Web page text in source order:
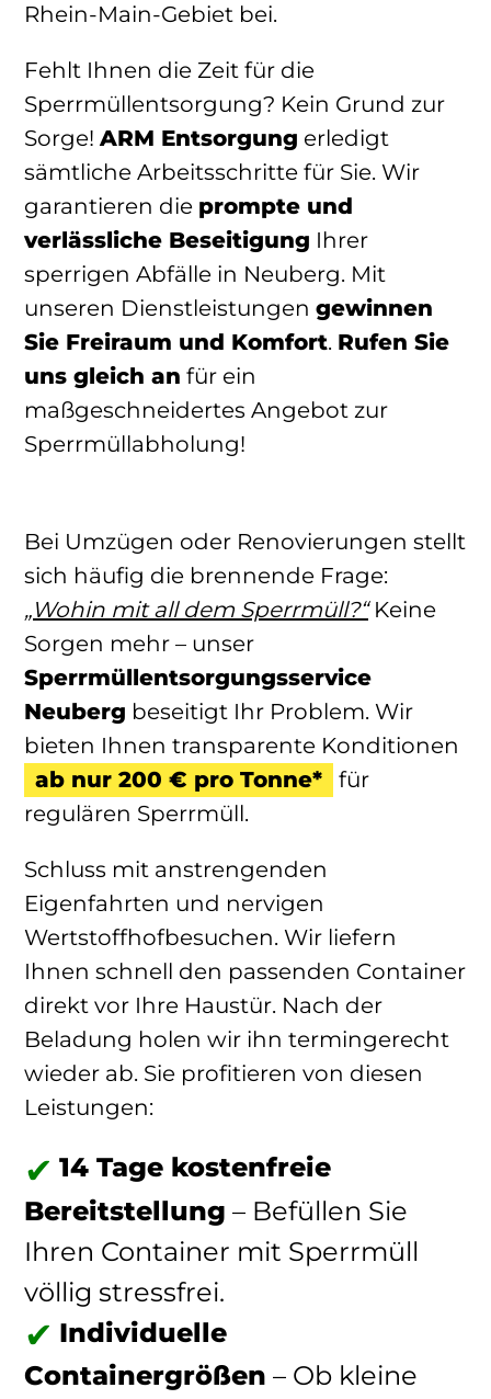
Rhein-Main-Gebiet bei.
Fehlt Ihnen die Zeit für die
Sperrmüllentsorgung? Kein Grund zur
Sorge! ARM Entsorgung erledigt
sämtliche Arbeitsschritte für Sie. Wir
garantieren die prompte und
verlässliche Beseitigung Ihrer
sperrigen Abfälle in Neuberg. Mit
unseren Dienstleistungen gewinnen
Sie Freiraum und Komfort. Rufen Sie
uns gleich an für ein
maßgeschneidertes Angebot zur
Sperrmüllabholung!
Bei Umzügen oder Renovierungen stellt
sich häufig die brennende Frage:
„Wohin mit all dem Sperrmüll?“Keine
Sorgen mehr – unser
Sperrmüllentsorgungsservice
Neuberg beseitigt Ihr Problem. Wir
bieten Ihnen transparente Konditionen
ab nur 200 € pro Tonne*
für
regulären Sperrmüll.
Schluss mit anstrengenden
Eigenfahrten und nervigen
Wertstoffhofbesuchen. Wir liefern
Ihnen schnell den passenden Container
direkt vor Ihre Haustür. Nach der
Beladung holen wir ihn termingerecht
wieder ab. Sie profitieren von diesen
Leistungen:
14 Tage kostenfreie
Bereitstellung – Befüllen Sie
Ihren Container mit Sperrmüll
völlig stressfrei.
Individuelle
Containergrößen – Ob kleine